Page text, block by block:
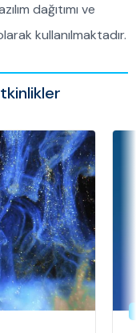
dağıtımı ve
kullanılmaktadır.